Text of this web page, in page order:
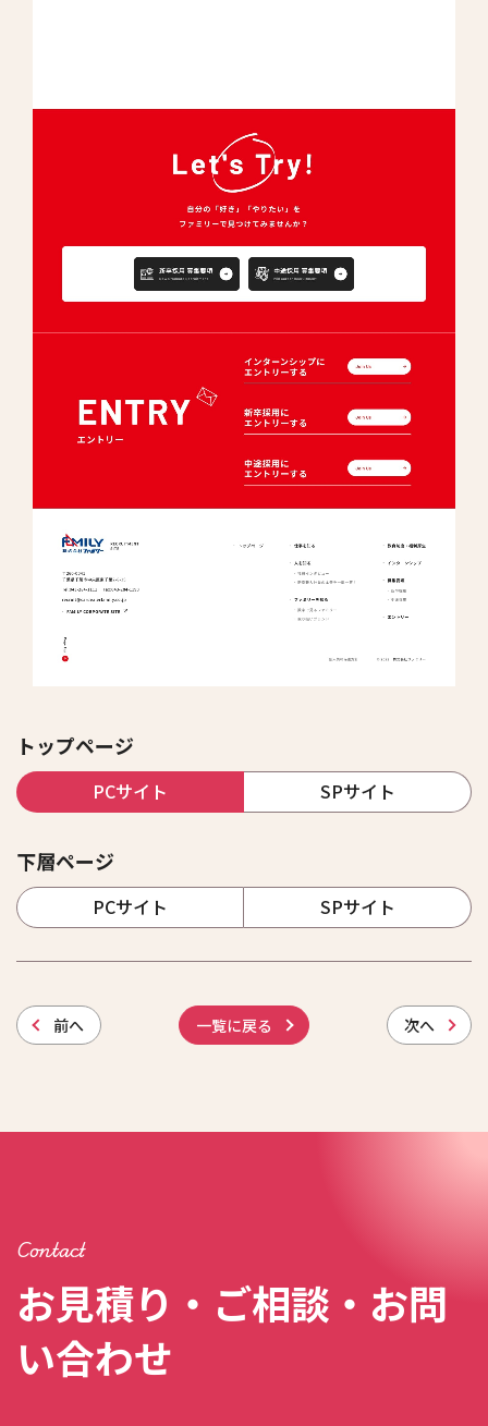
トップページ
PCサイト SPサイト
下層ページ
PCサイト SPサイト
前へ 一覧に戻る 次へ
Contact
お見積り・ご相談・お問
い合わせ